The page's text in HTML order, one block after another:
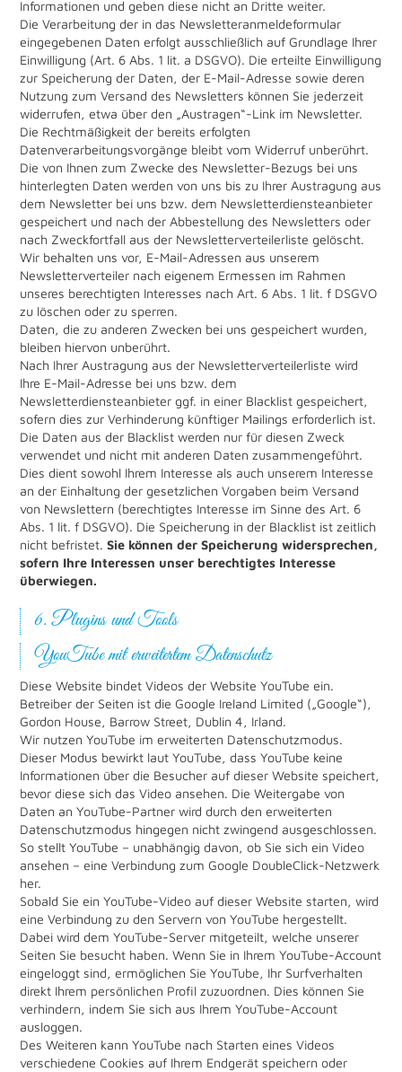
Informationen und geben diese nicht an Dritte weiter.
Die Verarbeitung der in das Newsletteranmeldeformular
eingegebenen Daten erfolgt ausschließlich auf Grundlage Ihrer
Einwilligung (Art. 6 Abs. 1 lit. a DSGVO). Die erteilte Einwilligung
zur Speicherung der Daten, der E-Mail-Adresse sowie deren
Nutzung zum Versand des Newsletters können Sie jederzeit
widerrufen, etwa über den „Austragen“-Link im Newsletter.
Die Rechtmäßigkeit der bereits erfolgten
Datenverarbeitungsvorgänge bleibt vom Widerruf unberührt.
Die von Ihnen zum Zwecke des Newsletter-Bezugs bei uns
hinterlegten Daten werden von uns bis zu Ihrer Austragung aus
dem Newsletter bei uns bzw. dem Newsletterdiensteanbieter
gespeichert und nach der Abbestellung des Newsletters oder
nach Zweckfortfall aus der Newsletterverteilerliste gelöscht.
Wir behalten uns vor, E-Mail-Adressen aus unserem
Newsletterverteiler nach eigenem Ermessen im Rahmen
unseres berechtigten Interesses nach Art. 6 Abs. 1 lit. f DSGVO
zu löschen oder zu sperren.
Daten, die zu anderen Zwecken bei uns gespeichert wurden,
bleiben hiervon unberührt.
Nach Ihrer Austragung aus der Newsletterverteilerliste wird
Ihre E-Mail-Adresse bei uns bzw. dem
Newsletterdiensteanbieter ggf. in einer Blacklist gespeichert,
sofern dies zur Verhinderung künftiger Mailings erforderlich ist.
Die Daten aus der Blacklist werden nur für diesen Zweck
verwendet und nicht mit anderen Daten zusammengeführt.
Dies dient sowohl Ihrem Interesse als auch unserem Interesse
an der Einhaltung der gesetzlichen Vorgaben beim Versand
von Newslettern (berechtigtes Interesse im Sinne des Art. 6
Abs. 1 lit. f DSGVO). Die Speicherung in der Blacklist ist zeitlich
nicht befristet.Sie können der Speicherung widersprechen,
sofern Ihre Interessen unser berechtigtes Interesse
überwiegen.
6. Plugins und Tools
YouTube mit erweitertem Datenschutz
Diese Website bindet Videos der Website YouTube ein.
Betreiber der Seiten ist die Google Ireland Limited („Google“),
Gordon House, Barrow Street, Dublin 4, Irland.
Wir nutzen YouTube im erweiterten Datenschutzmodus.
Dieser Modus bewirkt laut YouTube, dass YouTube keine
Informationen über die Besucher auf dieser Website speichert,
bevor diese sich das Video ansehen. Die Weitergabe von
Daten an YouTube-Partner wird durch den erweiterten
Datenschutzmodus hingegen nicht zwingend ausgeschlossen.
So stellt YouTube – unabhängig davon, ob Sie sich ein Video
ansehen – eine Verbindung zum Google DoubleClick-Netzwerk
her.
Sobald Sie ein YouTube-Video auf dieser Website starten, wird
eine Verbindung zu den Servern von YouTube hergestellt.
Dabei wird dem YouTube-Server mitgeteilt, welche unserer
Seiten Sie besucht haben. Wenn Sie in Ihrem YouTube-Account
eingeloggt sind, ermöglichen Sie YouTube, Ihr Surfverhalten
direkt Ihrem persönlichen Profil zuzuordnen. Dies können Sie
verhindern, indem Sie sich aus Ihrem YouTube-Account
ausloggen.
Des Weiteren kann YouTube nach Starten eines Videos
verschiedene Cookies auf Ihrem Endgerät speichern oder